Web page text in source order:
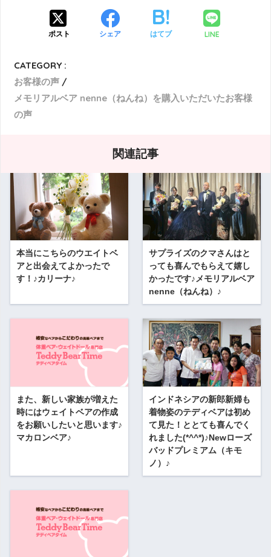
ポスト シェア はてブ LINE
CATEGORY :
お客様の声
メモリアルベア nenne（ねんね）を購入いただいたお客様
の声
関連記事
本当にこちらのウエイトベ
アと出会えてよかったで
す！♪カリーナ♪
サプライズのクマさんはと
っても喜んでもらえて嬉し
かったです♪メモリアルベア
nenne（ねんね）♪
また、新しい家族が増えた
時にはウェイトベアの作成
をお願いしたいと思います♪
マカロンベア♪
インドネシアの新郎新婦も
着物姿のテディベアは初め
て見た！ととても喜んでく
れました(*^^*)♪Newローズ
バッドプレミアム（キモ
ノ）♪